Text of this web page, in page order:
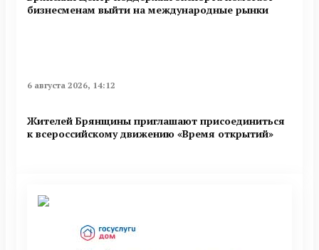
бизнесменам выйти на международные рынки
6 августа 2026, 14:12
Жителей Брянщины приглашают присоединиться
к всероссийскому движению «Время открытий»